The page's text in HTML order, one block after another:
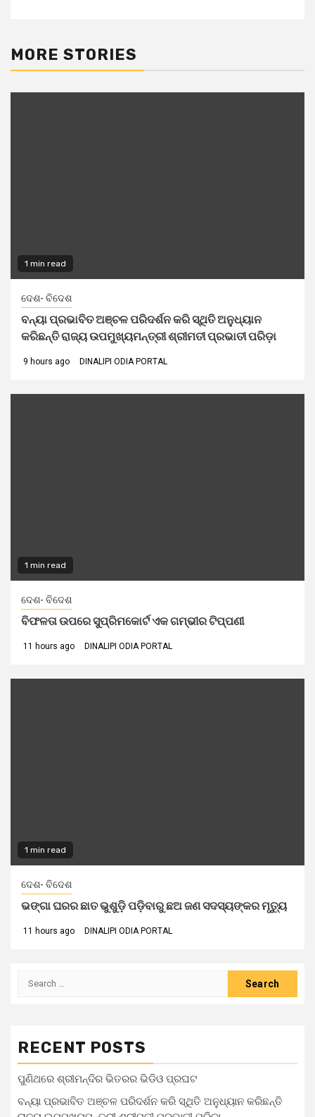
MORE STORIES
1 min read
ଦେଶ- ବିଦେଶ
ବନ୍ୟା ପ୍ରଭାବିତ ଅଞ୍ଚଳ ପରିଦର୍ଶନ କରି ସ୍ଥିତି ଅନୁଧ୍ୟାନ
କରିଛନ୍ତି ରାଜ୍ୟ ଉପମୁଖ୍ୟମନ୍ତ୍ରୀ ଶ୍ରୀମତୀ ପ୍ରଭାତୀ ପରିଡ଼ା
9 hours ago DINALIPI ODIA PORTAL
1 min read
ଦେଶ- ବିଦେଶ
ବିଫଳତା ଉପରେ ସୁପ୍ରିମକୋର୍ଟ ଏକ ଗମ୍ଭୀର ଟିପ୍ପଣୀ
11 hours ago DINALIPI ODIA PORTAL
1 min read
ଦେଶ- ବିଦେଶ
ଭଙ୍ଗା ଘରର ଛାତ ଭୁଶୁଡ଼ି ପଡ଼ିବାରୁ ଛଅ ଜଣ ସଦସ୍ୟଙ୍କର ମୃତ୍ୟୁ
11 hours ago DINALIPI ODIA PORTAL
Search
RECENT POSTS
ପୁଣିଥରେ ଶ୍ରୀମନ୍ଦିର ଭିତରର ଭିଡିଓ ପ୍ରଘଟ
ବନ୍ୟା ପ୍ରଭାବିତ ଅଞ୍ଚଳ ପରିଦର୍ଶନ କରି ସ୍ଥିତି ଅନୁଧ୍ୟାନ କରିଛନ୍ତି